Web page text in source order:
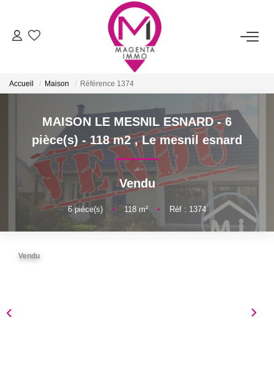
ACHETER
FAIRE ESTIMER/VENDRE
BIENS VENDUS
NOTRE AGENCE
Accueil Maison Référence 1374
MAISON LE MESNIL ESNARD - 6
pièce(s) - 118 m2,Le mesnil esnard
Vendu
6pièce(s) • 118 m² • Réf : 1374
Vendu